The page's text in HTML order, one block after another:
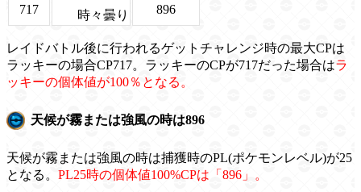
717 時々曇り 896
レイドバトル後に行われるゲットチャレンジ時の最大CPは
ラッキーの場合CP717。ラッキーのCPが717だった場合はラ
ッキーの個体値が100％となる。
天候が霧または強風の時は896
天候が霧または強風の時は捕獲時のPL(ポケモンレベル)が25
となる。 PL25時の個体値100%CPは「896」。